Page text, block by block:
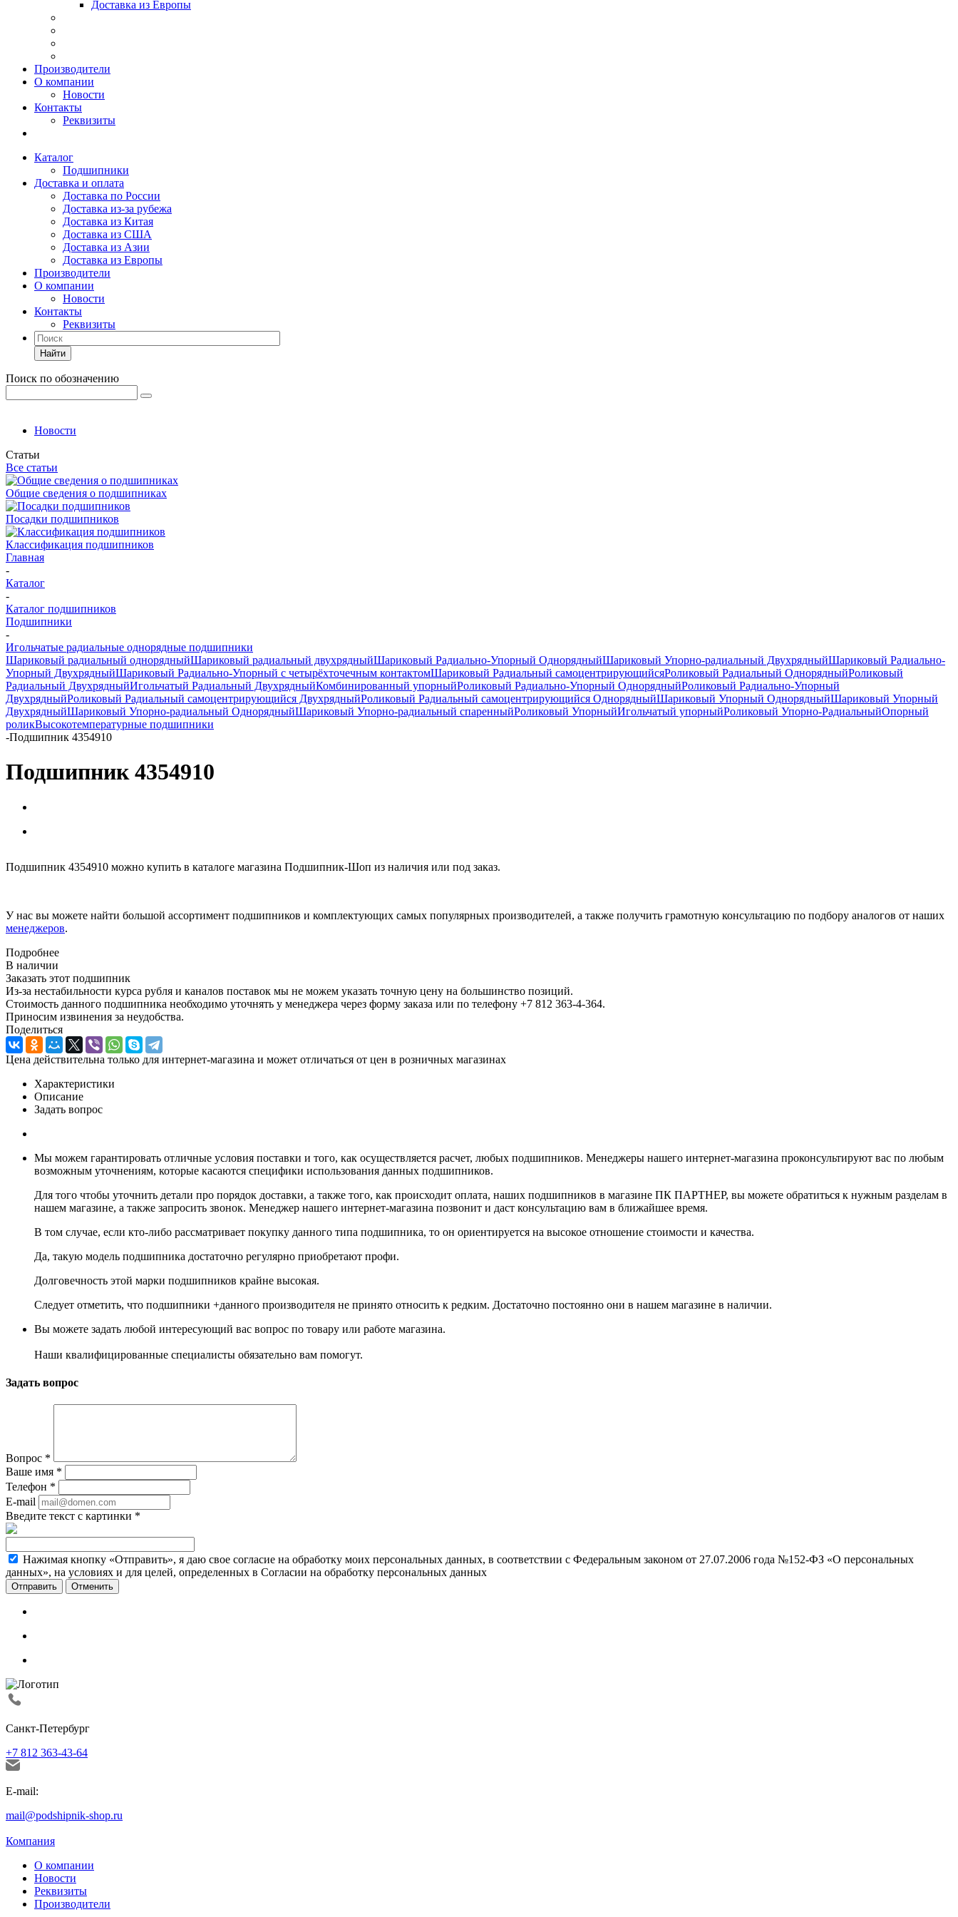
Доставка из Европы
Производители
О компании
Новости
Контакты
Реквизиты
Каталог
Подшипники
Доставка и оплата
Доставка по России
Доставка из-за рубежа
Доставка из Китая
Доставка из США
Доставка из Азии
Доставка из Европы
Производители
О компании
Новости
Контакты
Реквизиты
Найти
Поиск по обозначению
Новости
Статьи
Все статьи
Общие сведения о подшипниках
Посадки подшипников
Классификация подшипников
Главная
-
Каталог
-
Каталог подшипников
Подшипники
-
Игольчатые радиальные однорядные подшипники
Шариковый радиальный однорядныйШариковый радиальный двухрядныйШариковый Радиально-Упорный ОднорядныйШариковый Упорно-радиальный ДвухрядныйШариковый Радиально-
Упорный ДвухрядныйШариковый Радиально-Упорный с четырёхточечным контактомШариковый Радиальный самоцентрирующийсяРоликовый Радиальный ОднорядныйРоликовый
Радиальный ДвухрядныйИгольчатый Радиальный ДвухрядныйКомбинированный упорныйРоликовый Радиально-Упорный ОднорядныйРоликовый Радиально-Упорный
ДвухрядныйРоликовый Радиальный самоцентрирующийся ДвухрядныйРоликовый Радиальный самоцентрирующийся ОднорядныйШариковый Упорный ОднорядныйШариковый Упорный
ДвухрядныйШариковый Упорно-радиальный ОднорядныйШариковый Упорно-радиальный спаренныйРоликовый УпорныйИгольчатый упорныйРоликовый Упорно-РадиальныйОпорный
роликВысокотемпературные подшипники
-Подшипник 4354910
Подшипник 4354910
Подшипник 4354910 можно купить в каталоге магазина Подшипник-Шоп из наличия или под заказ.
У нас вы можете найти большой ассортимент подшипников и комплектующих самых популярных производителей, а также получить грамотную консультацию по подбору аналогов от наших
менеджеров.
Подробнее
В наличии
Заказать этот подшипник
Из-за нестабильности курса рубля и каналов поставок мы не можем указать точную цену на большинство позиций.
Стоимость данного подшипника необходимо уточнять у менеджера через форму заказа или по телефону +7 812 363-4-364.
Приносим извинения за неудобства.
Поделиться
Цена действительна только для интернет-магазина и может отличаться от цен в розничных магазинах
Характеристики
Описание
Задать вопрос
Мы можем гарантировать отличные условия поставки и того, как осуществляется расчет, любых подшипников. Менеджеры нашего интернет-магазина проконсультируют вас по любым
возможным уточнениям, которые касаются специфики использования данных подшипников.
Для того чтобы уточнить детали про порядок доставки, а также того, как происходит оплата, наших подшипников в магазине ПК ПАРТНЕР, вы можете обратиться к нужным разделам в
нашем магазине, а также запросить звонок. Менеджер нашего интернет-магазина позвонит и даст консультацию вам в ближайшее время.
В том случае, если кто-либо рассматривает покупку данного типа подшипника, то он ориентируется на высокое отношение стоимости и качества.
Да, такую модель подшипника достаточно регулярно приобретают профи.
Долговечность этой марки подшипников крайне высокая.
Следует отметить, что подшипники +данного производителя не принято относить к редким. Достаточно постоянно они в нашем магазине в наличии.
Вы можете задать любой интересующий вас вопрос по товару или работе магазина.
Наши квалифицированные специалисты обязательно вам помогут.
Задать вопрос
Вопрос *
Ваше имя *
Телефон *
E-mail
Введите текст с картинки *
Нажимая кнопку «Отправить», я даю свое согласие на обработку моих персональных данных, в соответствии с Федеральным законом от 27.07.2006 года №152-ФЗ «О персональных
данных», на условиях и для целей, определенных в Согласии на обработку персональных данных
Отменить
Санкт-Петербург
+7 812 363-43-64
E-mail:
mail@podshipnik-shop.ru
Компания
О компании
Новости
Реквизиты
Производители